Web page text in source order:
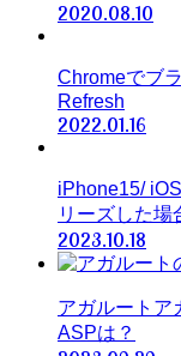
2020.08.10
Chromeでブ
Refresh
2022.01.16
iPhone15/
リーズした場
2023.10.18
アガルートア
ASPは？